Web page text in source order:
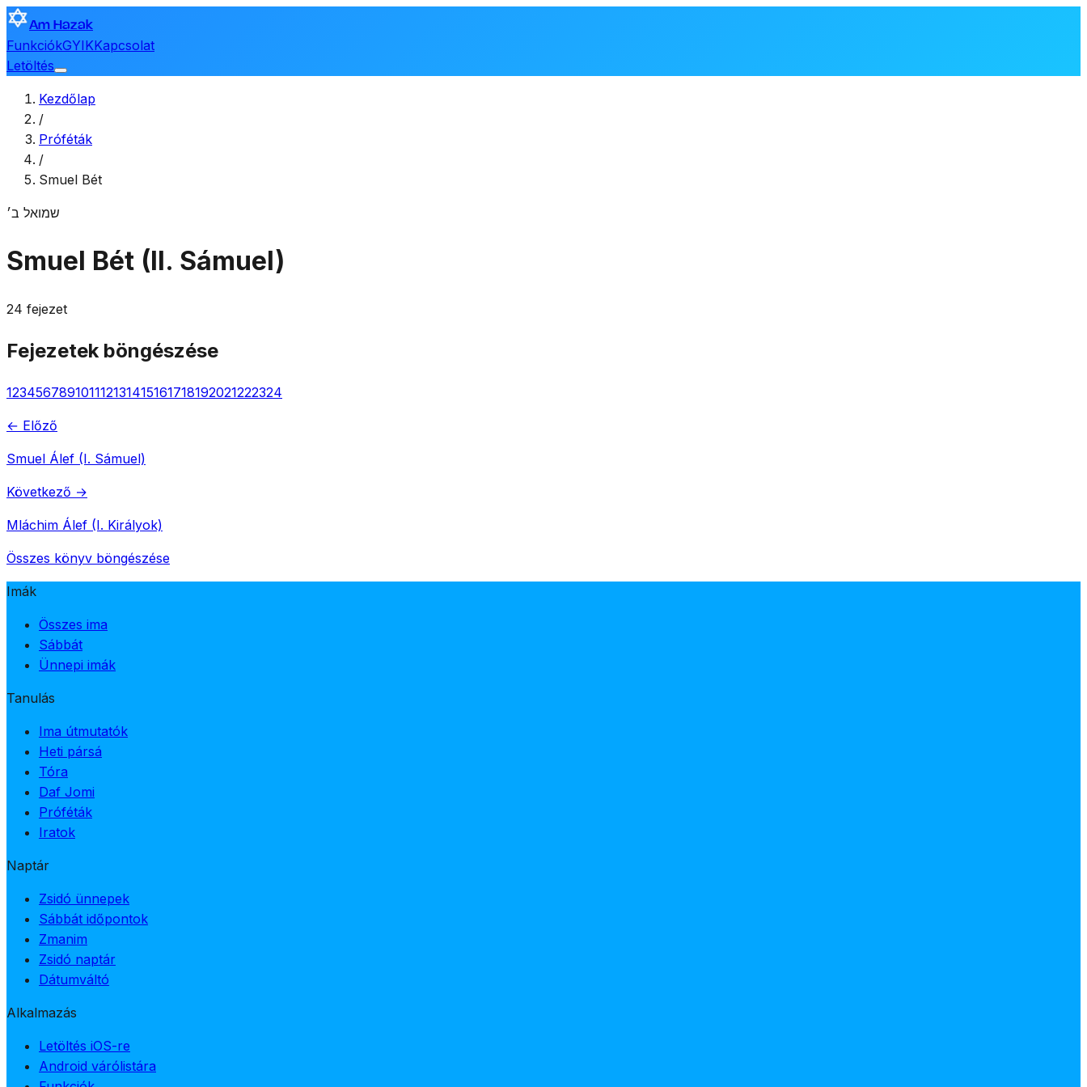
Am Hazak
FunkciókGYIKKapcsolat
Letöltés
Kezdőlap
/
Próféták
/
Smuel Bét
שמואל ב׳
Smuel Bét (II. Sámuel)
24 fejezet
Fejezetek böngészése
123456789101112131415161718192021222324
← Előző
Smuel Álef (I. Sámuel)
Következő →
Mláchim Álef (I. Királyok)
Összes könyv böngészése
Imák
Összes ima
Sábbát
Ünnepi imák
Tanulás
Ima útmutatók
Heti pársá
Tóra
Daf Jomi
Próféták
Iratok
Naptár
Zsidó ünnepek
Sábbát időpontok
Zmanim
Zsidó naptár
Dátumváltó
Alkalmazás
Letöltés iOS-re
Android várólistára